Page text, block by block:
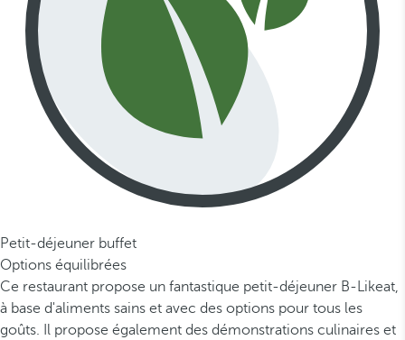
Petit-déjeuner buffet
Options équilibrées
Ce restaurant propose un fantastique petit-déjeuner B-Likeat,
à base d'aliments sains et avec des options pour tous les
goûts. Il propose également des démonstrations culinaires et